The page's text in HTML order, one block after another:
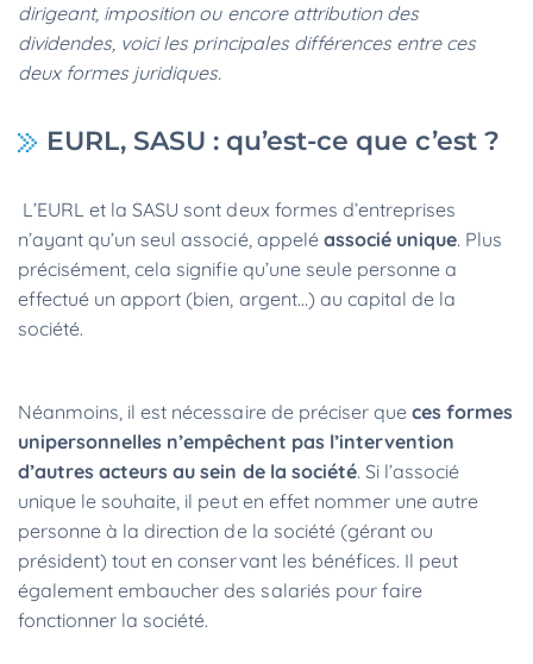
dirigeant, imposition ou encore attribution des
dividendes, voici les principales différences entre ces
deux formes juridiques.
EURL, SASU : qu’est-ce que c’est ?
L’EURL et la SASU sont deux formes d’entreprises
n’ayant qu’un seul associé, appelé associé unique. Plus
précisément, cela signifie qu’une seule personne a
effectué un apport (bien, argent...) au capital de la
société.
Néanmoins, il est nécessaire de préciser que ces formes
unipersonnelles n’empêchent pas l’intervention
d’autres acteurs au sein de la société. Si l’associé
unique le souhaite, il peut en effet nommer une autre
personne à la direction de la société (gérant ou
président) tout en conservant les bénéfices. Il peut
également embaucher des salariés pour faire
fonctionner la société.